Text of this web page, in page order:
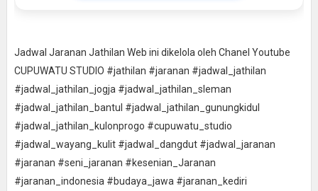
Jadwal Jaranan Jathilan Web ini dikelola oleh Chanel Youtube
CUPUWATU STUDIO #jathilan #jaranan #jadwal_jathilan
#jadwal_jathilan_jogja #jadwal_jathilan_sleman
#jadwal_jathilan_bantul #jadwal_jathilan_gunungkidul
#jadwal_jathilan_kulonprogo #cupuwatu_studio
#jadwal_wayang_kulit #jadwal_dangdut #jadwal_jaranan
#jaranan #seni_jaranan #kesenian_Jaranan
#jaranan_indonesia #budaya_jawa #jaranan_kediri